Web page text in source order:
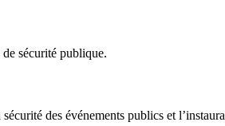
sécurité publique.
des événements publics et